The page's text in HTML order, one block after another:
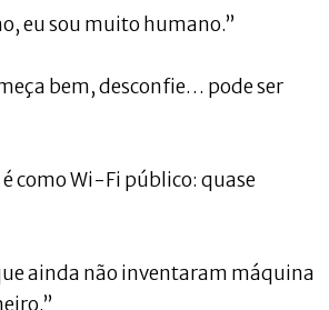
eu sou muito humano.”
bem, desconfie… pode ser
como Wi-Fi público: quase
ainda não inventaram máquina